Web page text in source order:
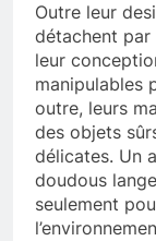
Outre leur
détachent par
leur
manipulables
outre, leurs
des objets
délicates. Un
doudous
seulement